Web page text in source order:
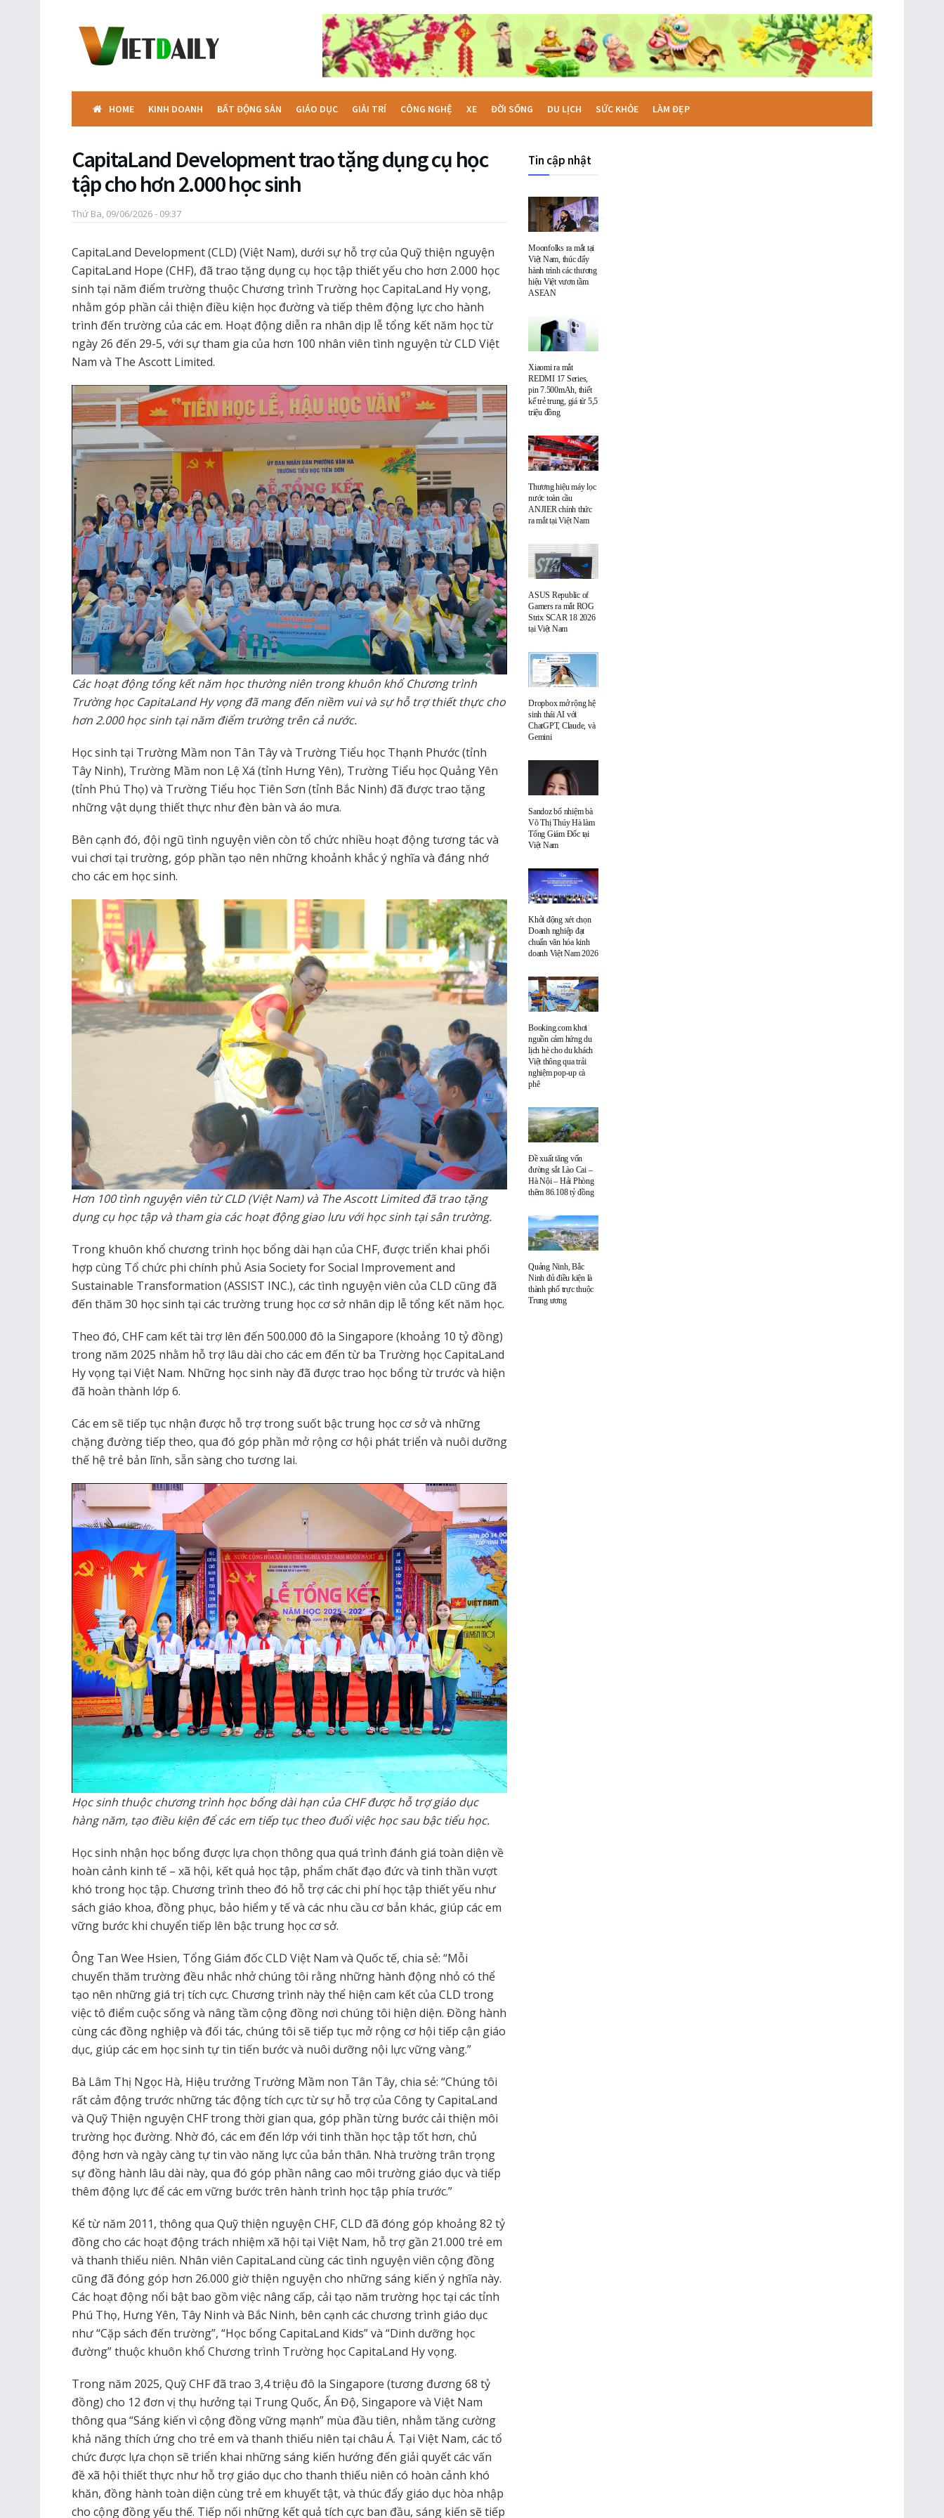
HOME KINH DOANH BẤT ĐỘNG SẢN GIÁO DỤC GIẢI TRÍ CÔNG NGHỆ XE ĐỜI SỐNG DU LỊCH SỨC KHỎE LÀM ĐẸP
CapitaLand Development trao tặng dụng cụ học
tập cho hơn 2.000 học sinh
Thứ Ba, 09/06/2026 - 09:37
CapitaLand Development (CLD) (Việt Nam), dưới sự hỗ trợ của Quỹ thiện nguyện
CapitaLand Hope (CHF), đã trao tặng dụng cụ học tập thiết yếu cho hơn 2.000 học
sinh tại năm điểm trường thuộc Chương trình Trường học CapitaLand Hy vọng,
nhằm góp phần cải thiện điều kiện học đường và tiếp thêm động lực cho hành
trình đến trường của các em. Hoạt động diễn ra nhân dịp lễ tổng kết năm học từ
ngày 26 đến 29-5, với sự tham gia của hơn 100 nhân viên tình nguyện từ CLD Việt
Nam và The Ascott Limited.
Các hoạt động tổng kết năm học thường niên trong khuôn khổ Chương trình
Trường học CapitaLand Hy vọng đã mang đến niềm vui và sự hỗ trợ thiết thực cho
hơn 2.000 học sinh tại năm điểm trường trên cả nước.
Học sinh tại Trường Mầm non Tân Tây và Trường Tiểu học Thạnh Phước (tỉnh
Tây Ninh), Trường Mầm non Lệ Xá (tỉnh Hưng Yên), Trường Tiểu học Quảng Yên
(tỉnh Phú Thọ) và Trường Tiểu học Tiên Sơn (tỉnh Bắc Ninh) đã được trao tặng
những vật dụng thiết thực như đèn bàn và áo mưa.
Bên cạnh đó, đội ngũ tình nguyện viên còn tổ chức nhiều hoạt động tương tác và
vui chơi tại trường, góp phần tạo nên những khoảnh khắc ý nghĩa và đáng nhớ
cho các em học sinh.
Hơn 100 tình nguyện viên từ CLD (Việt Nam) và The Ascott Limited đã trao tặng
dụng cụ học tập và tham gia các hoạt động giao lưu với học sinh tại sân trường.
Trong khuôn khổ chương trình học bổng dài hạn của CHF, được triển khai phối
hợp cùng Tổ chức phi chính phủ Asia Society for Social Improvement and
Sustainable Transformation (ASSIST INC.), các tình nguyện viên của CLD cũng đã
đến thăm 30 học sinh tại các trường trung học cơ sở nhân dịp lễ tổng kết năm học.
Theo đó, CHF cam kết tài trợ lên đến 500.000 đô la Singapore (khoảng 10 tỷ đồng)
trong năm 2025 nhằm hỗ trợ lâu dài cho các em đến từ ba Trường học CapitaLand
Hy vọng tại Việt Nam. Những học sinh này đã được trao học bổng từ trước và hiện
đã hoàn thành lớp 6.
Các em sẽ tiếp tục nhận được hỗ trợ trong suốt bậc trung học cơ sở và những
chặng đường tiếp theo, qua đó góp phần mở rộng cơ hội phát triển và nuôi dưỡng
thế hệ trẻ bản lĩnh, sẵn sàng cho tương lai.
Học sinh thuộc chương trình học bổng dài hạn của CHF được hỗ trợ giáo dục
hàng năm, tạo điều kiện để các em tiếp tục theo đuổi việc học sau bậc tiểu học.
Học sinh nhận học bổng được lựa chọn thông qua quá trình đánh giá toàn diện về
hoàn cảnh kinh tế – xã hội, kết quả học tập, phẩm chất đạo đức và tinh thần vượt
khó trong học tập. Chương trình theo đó hỗ trợ các chi phí học tập thiết yếu như
sách giáo khoa, đồng phục, bảo hiểm y tế và các nhu cầu cơ bản khác, giúp các em
vững bước khi chuyển tiếp lên bậc trung học cơ sở.
Ông Tan Wee Hsien, Tổng Giám đốc CLD Việt Nam và Quốc tế, chia sẻ: “Mỗi
chuyến thăm trường đều nhắc nhở chúng tôi rằng những hành động nhỏ có thể
tạo nên những giá trị tích cực. Chương trình này thể hiện cam kết của CLD trong
việc tô điểm cuộc sống và nâng tầm cộng đồng nơi chúng tôi hiện diện. Đồng hành
cùng các đồng nghiệp và đối tác, chúng tôi sẽ tiếp tục mở rộng cơ hội tiếp cận giáo
dục, giúp các em học sinh tự tin tiến bước và nuôi dưỡng nội lực vững vàng.”
Bà Lâm Thị Ngọc Hà, Hiệu trưởng Trường Mầm non Tân Tây, chia sẻ: “Chúng tôi
rất cảm động trước những tác động tích cực từ sự hỗ trợ của Công ty CapitaLand
và Quỹ Thiện nguyện CHF trong thời gian qua, góp phần từng bước cải thiện môi
trường học đường. Nhờ đó, các em đến lớp với tinh thần học tập tốt hơn, chủ
động hơn và ngày càng tự tin vào năng lực của bản thân. Nhà trường trân trọng
sự đồng hành lâu dài này, qua đó góp phần nâng cao môi trường giáo dục và tiếp
thêm động lực để các em vững bước trên hành trình học tập phía trước.”
Kể từ năm 2011, thông qua Quỹ thiện nguyện CHF, CLD đã đóng góp khoảng 82 tỷ
đồng cho các hoạt động trách nhiệm xã hội tại Việt Nam, hỗ trợ gần 21.000 trẻ em
và thanh thiếu niên. Nhân viên CapitaLand cùng các tình nguyện viên cộng đồng
cũng đã đóng góp hơn 26.000 giờ thiện nguyện cho những sáng kiến ý nghĩa này.
Các hoạt động nổi bật bao gồm việc nâng cấp, cải tạo năm trường học tại các tỉnh
Phú Thọ, Hưng Yên, Tây Ninh và Bắc Ninh, bên cạnh các chương trình giáo dục
như “Cặp sách đến trường”, “Học bổng CapitaLand Kids” và “Dinh dưỡng học
đường” thuộc khuôn khổ Chương trình Trường học CapitaLand Hy vọng.
Trong năm 2025, Quỹ CHF đã trao 3,4 triệu đô la Singapore (tương đương 68 tỷ
đồng) cho 12 đơn vị thụ hưởng tại Trung Quốc, Ấn Độ, Singapore và Việt Nam
thông qua “Sáng kiến vì cộng đồng vững mạnh” mùa đầu tiên, nhằm tăng cường
khả năng thích ứng cho trẻ em và thanh thiếu niên tại châu Á. Tại Việt Nam, các tổ
chức được lựa chọn sẽ triển khai những sáng kiến hướng đến giải quyết các vấn
đề xã hội thiết thực như hỗ trợ giáo dục cho thanh thiếu niên có hoàn cảnh khó
khăn, đồng hành toàn diện cùng trẻ em khuyết tật, và thúc đẩy giáo dục hòa nhập
cho cộng đồng yếu thế. Tiếp nối những kết quả tích cực ban đầu, sáng kiến sẽ tiếp
Tin cập nhật
Moonfolks ra mắt tại
Việt Nam, thúc đẩy
hành trình các thương
hiệu Việt vươn tầm
ASEAN
Xiaomi ra mắt
REDMI 17 Series,
pin 7.500mAh, thiết
kế trẻ trung, giá từ 5,5
triệu đồng
Thương hiệu máy lọc
nước toàn cầu
ANJIER chính thức
ra mắt tại Việt Nam
ASUS Republic of
Gamers ra mắt ROG
Strix SCAR 18 2026
tại Việt Nam
Dropbox mở rộng hệ
sinh thái AI với
ChatGPT, Claude, và
Gemini
Sandoz bổ nhiệm bà
Võ Thị Thúy Hà làm
Tổng Giám Đốc tại
Việt Nam
Khởi động xét chọn
Doanh nghiệp đạt
chuẩn văn hóa kinh
doanh Việt Nam 2026
Booking.com khơi
nguồn cảm hứng du
lịch hè cho du khách
Việt thông qua trải
nghiệm pop-up cà
phê
Đề xuất tăng vốn
đường sắt Lào Cai –
Hà Nội – Hải Phòng
thêm 86.108 tỷ đồng
Quảng Ninh, Bắc
Ninh đủ điều kiện là
thành phố trực thuộc
Trung ương